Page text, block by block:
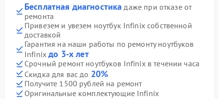
Бесплатная диагностика даже при отказе от
ремонта
Привезем и увезем ноутбук Infinix собственной
доставкой
Гарантия на наши работы по ремонту ноутбуков
Infinixдо 3-х лет
Срочный ремонт ноутбуков Infinix в течении часа
Скидка для вас до 20%
Получите 1500 рублей на ремонт
Оригинальные комплектующие Infinix